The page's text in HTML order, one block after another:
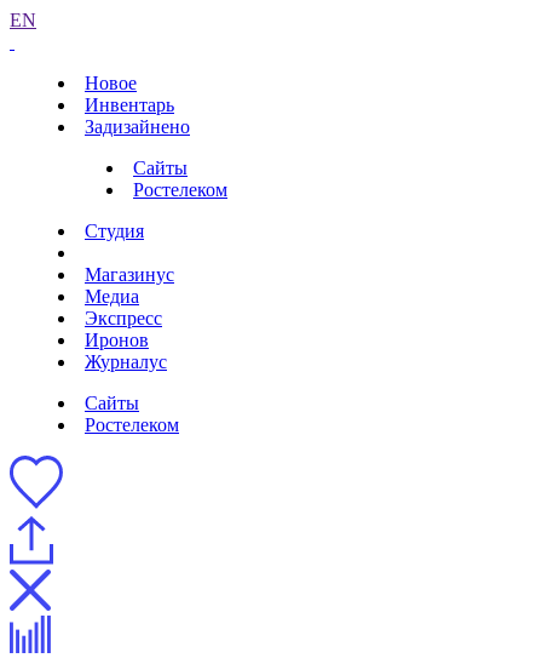
EN
Новое
Инвентарь
Задизайнено
Сайты
Ростелеком
Студия
Магазинус
Медиа
Экспресс
Иронов
Журналус
Сайты
Ростелеком